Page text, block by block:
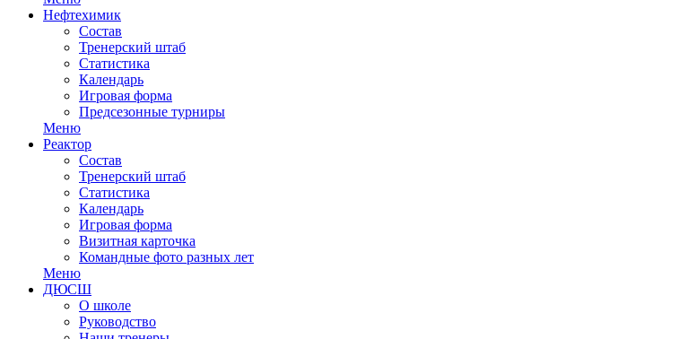
Нефтехимик
Состав
Тренерский штаб
Статистика
Календарь
Игровая форма
Предсезонные турниры
Меню
Реактор
Состав
Тренерский штаб
Статистика
Календарь
Игровая форма
Визитная карточка
Командные фото разных лет
Меню
ДЮСШ
О школе
Руководство